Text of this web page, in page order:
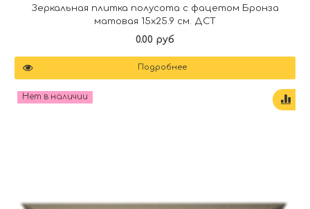
Зеркальная плитка полусота с фацетом Бронза
матовая 15х25.9 см. ДСТ
0.00 руб
Подробнее
Нет в наличии